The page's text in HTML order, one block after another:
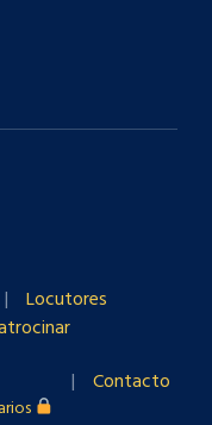
Locutores
Contacto